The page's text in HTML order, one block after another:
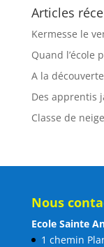
Articles
Kermesse le
Quand l’école
A la
Des apprentis
Classe de
Nous
Ecole Sainte
1 chemin